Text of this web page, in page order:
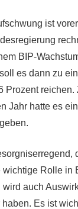
ist
BIP-
es dann zu
Prozent reichen.
Jahr hatte es
wichtige Rolle in
wird auch
Es ist